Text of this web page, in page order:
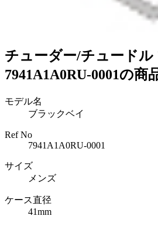
チューダー/チュードル
7941A1A0RU-0001の商
モデル名
ブラックベイ
Ref No
7941A1A0RU-0001
サイズ
メンズ
ケース直径
41mm